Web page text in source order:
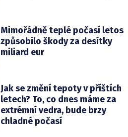
Mimořádně teplé počasí letos
způsobilo škody za desítky
miliard eur
Jak se změní tepoty v příštích
letech? To, co dnes máme za
extrémní vedra, bude brzy
chladné počasí